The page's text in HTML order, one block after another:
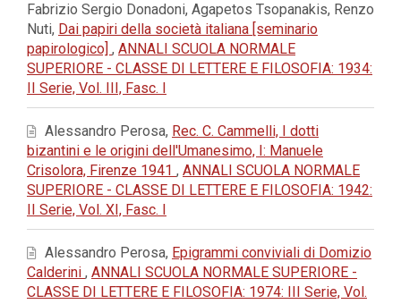
Fabrizio Sergio Donadoni, Agapetos Tsopanakis, Renzo
Nuti, Dai papiri della società italiana [seminario
papirologico] , ANNALI SCUOLA NORMALE
SUPERIORE - CLASSE DI LETTERE E FILOSOFIA: 1934:
II Serie, Vol. III, Fasc. I
Alessandro Perosa, Rec. C. Cammelli, I dotti
bizantini e le origini dell'Umanesimo, I: Manuele
Crisolora, Firenze 1941 , ANNALI SCUOLA NORMALE
SUPERIORE - CLASSE DI LETTERE E FILOSOFIA: 1942:
II Serie, Vol. XI, Fasc. I
Alessandro Perosa, Epigrammi conviviali di Domizio
Calderini , ANNALI SCUOLA NORMALE SUPERIORE -
CLASSE DI LETTERE E FILOSOFIA: 1974: III Serie, Vol.